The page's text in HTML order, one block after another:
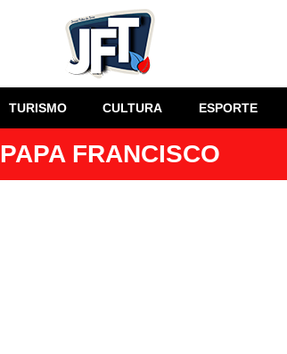
TURISMO CULTURA ESPORTE
PAPA FRANCISCO